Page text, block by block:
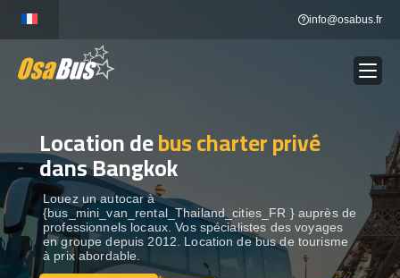
content
info@osabus.fr
LOCATION DE BUS Show dropdown
DESTINATIONS
OUR VÉHICULES
Location debus charter privé
dans Bangkok
Louez un autocar à
{bus_mini_van_rental_Thailand_cities_FR } auprès de
professionnels locaux. Vos spécialistes des voyages
en groupe depuis 2012. Location de bus de tourisme
à prix abordable.